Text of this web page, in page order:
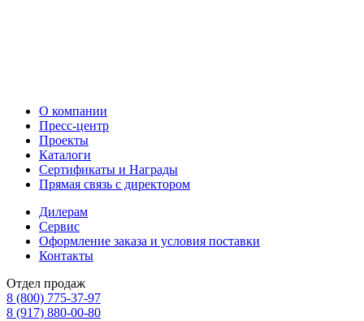
О компании
Пресс-центр
Проекты
Каталоги
Сертификаты и Награды
Прямая связь с директором
Дилерам
Сервис
Оформление заказа и условия поставки
Контакты
Отдел продаж
8 (800) 775-37-97
8 (917) 880-00-80